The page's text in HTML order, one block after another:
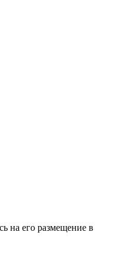
на его размещение в